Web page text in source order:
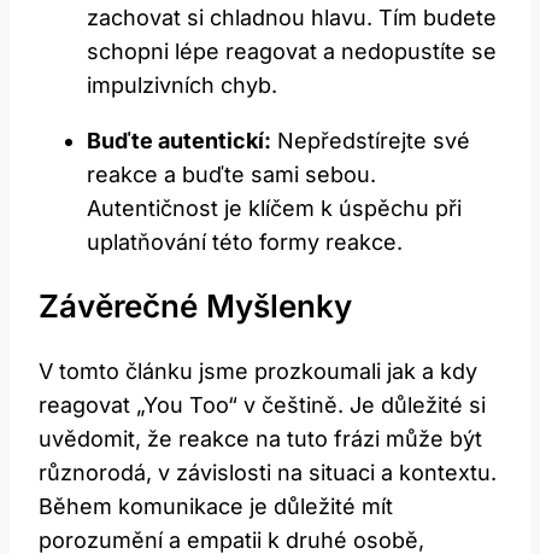
zachovat si chladnou​ hlavu. Tím​ budete
schopni lépe reagovat a ‍nedopustíte se
impulzivních chyb.
Buďte autentickí: Nepředstírejte​ své
reakce a ‍buďte sami sebou.
Autentičnost je klíčem k úspěchu při
uplatňování této formy‌ reakce.
Závěrečné Myšlenky
V tomto článku jsme prozkoumali jak a kdy‌
reagovat „You Too“ ‌v češtině. Je důležité si
uvědomit, že reakce na tuto frázi může být⁢
různorodá, v závislosti na situaci a kontextu.
Během komunikace je‍ důležité mít
porozumění a empatii k druhé osobě,